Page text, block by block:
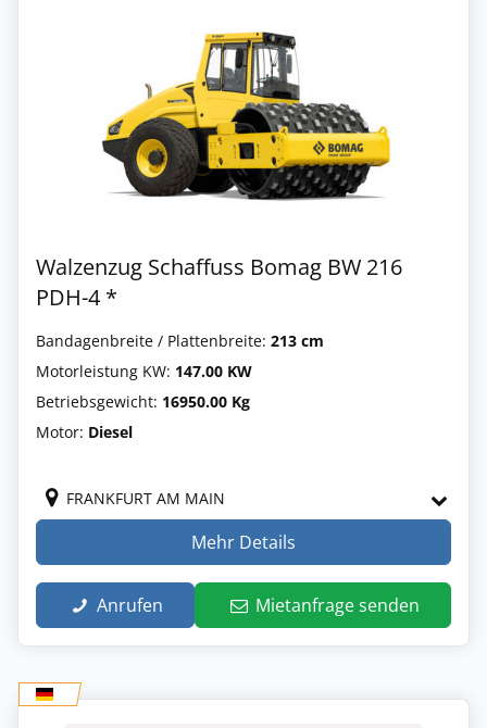
Walzenzug Schaffuss Bomag BW 216
PDH-4 *
Bandagenbreite / Plattenbreite: 213 cm
Motorleistung KW: 147.00 KW
Betriebsgewicht: 16950.00 Kg
Motor: Diesel
FRANKFURT AM MAIN
Mehr Details
Anrufen Mietanfrage senden